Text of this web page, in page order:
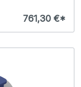
761,30 €*